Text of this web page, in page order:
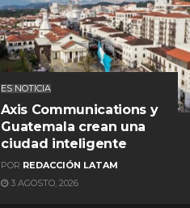
ES NOTICIA
Axis Communications y
Guatemala crean una
ciudad inteligente
POR REDACCIÓN LATAM
3 AGOSTO, 2026